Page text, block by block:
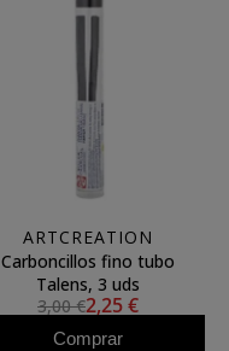
ARTCREATION
Carboncillos fino tubo
Talens, 3 uds
3,00 €2,25 €
Comprar